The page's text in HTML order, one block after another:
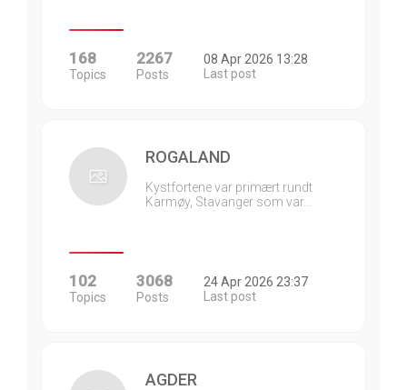
168
Topics
2267
Posts
08 Apr 2026 13:28
Last post
ROGALAND
Kystfortene var primært rundt
Karmøy, Stavanger som var…
102
Topics
3068
Posts
24 Apr 2026 23:37
Last post
AGDER